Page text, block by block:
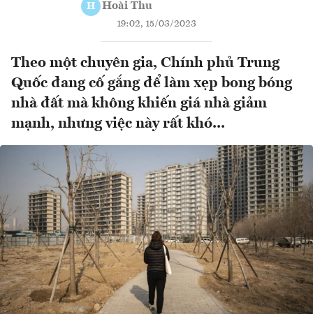
H Hoài Thu
19:02, 15/03/2023
Theo một chuyên gia, Chính phủ Trung
Quốc đang cố gắng để làm xẹp bong bóng
nhà đất mà không khiến giá nhà giảm
mạnh, nhưng việc này rất khó...